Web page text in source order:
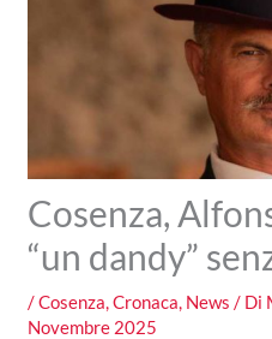
Cosenza,
“un dandy”
/Cosenza ,Cronaca News / Di
Novembre 2025